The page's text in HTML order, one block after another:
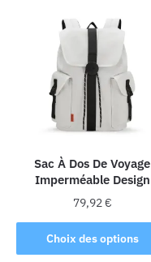
variations.
Les
options
peuvent
être
choisies
la
page
du
produit
Sac À Dos De Voyage
Imperméable Design
79,92€
Choix des options
Ce
produit